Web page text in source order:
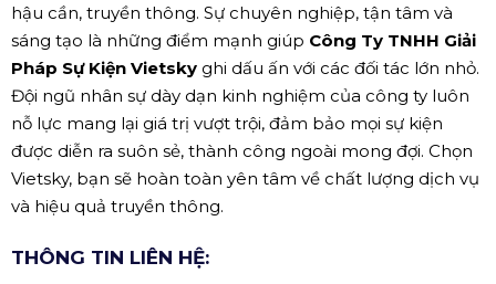
hậu cần, truyền thông. Sự chuyên nghiệp, tận tâm và
sáng tạo là những điểm mạnh giúp Công Ty TNHH Giải
Pháp Sự Kiện Vietsky ghi dấu ấn với các đối tác lớn nhỏ.
Đội ngũ nhân sự dày dạn kinh nghiệm của công ty luôn
nỗ lực mang lại giá trị vượt trội, đảm bảo mọi sự kiện
được diễn ra suôn sẻ, thành công ngoài mong đợi. Chọn
Vietsky, bạn sẽ hoàn toàn yên tâm về chất lượng dịch vụ
và hiệu quả truyền thông.
THÔNG TIN LIÊN HỆ: